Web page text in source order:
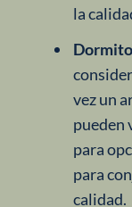
la
vez un
pueden
para
para
calidad.